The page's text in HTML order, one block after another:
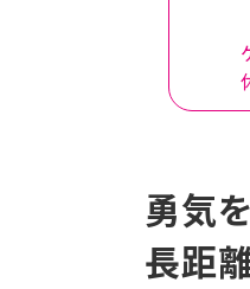
勇気
長距